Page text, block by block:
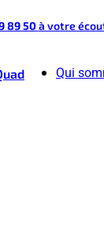
89 50à votre
Qui